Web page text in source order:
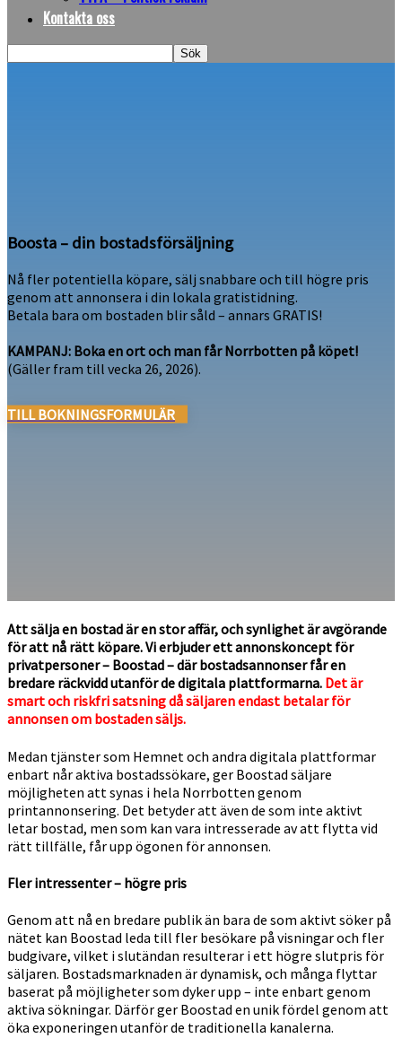
Kontakta oss
Boosta – din bostadsförsäljning
Nå fler potentiella köpare, sälj snabbare och till högre pris
genom att annonsera i din lokala gratistidning.
Betala bara om bostaden blir såld – annars GRATIS!
KAMPANJ: Boka en ort och man får Norrbotten på köpet!
(Gäller fram till vecka 26, 2026).
TILL BOKNINGSFORMULÄR
Att sälja en bostad är en stor affär, och synlighet är avgörande
för att nå rätt köpare. Vi erbjuder ett annonskoncept för
privatpersoner – Boostad – där bostadsannonser får en
bredare räckvidd utanför de digitala plattformarna. Det är
smart och riskfri satsning då säljaren endast betalar för
annonsen om bostaden säljs.
Medan tjänster som Hemnet och andra digitala plattformar
enbart når aktiva bostadssökare, ger Boostad säljare
möjligheten att synas i hela Norrbotten genom
printannonsering. Det betyder att även de som inte aktivt
letar bostad, men som kan vara intresserade av att flytta vid
rätt tillfälle, får upp ögonen för annonsen.
Fler intressenter – högre pris
Genom att nå en bredare publik än bara de som aktivt söker på
nätet kan Boostad leda till fler besökare på visningar och fler
budgivare, vilket i slutändan resulterar i ett högre slutpris för
säljaren. Bostadsmarknaden är dynamisk, och många flyttar
baserat på möjligheter som dyker upp – inte enbart genom
aktiva sökningar. Därför ger Boostad en unik fördel genom att
öka exponeringen utanför de traditionella kanalerna.